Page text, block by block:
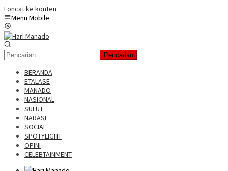
Loncat ke konten
Menu Mobile
Pencarian
BERANDA
ETALASE
MANADO
NASIONAL
SULUT
NARASI
SOCIAL
SPOTYLIGHT
OPINI
CELEBTAINMENT